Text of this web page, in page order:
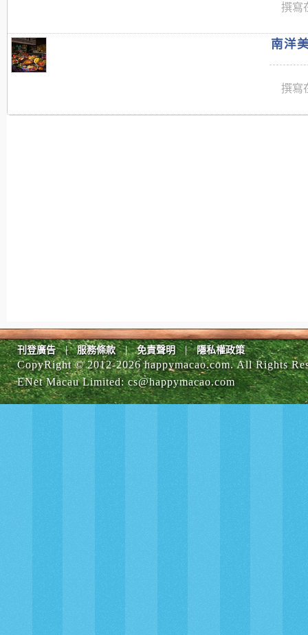
撰寫
南洋
撰寫
刊登廣告 | 服務條款 | 免責聲明 | 隱私權政策
CopyRight © 2012-2026 happymacao.com. All Rights
ENet Macau Limited:cs@happymacao.com